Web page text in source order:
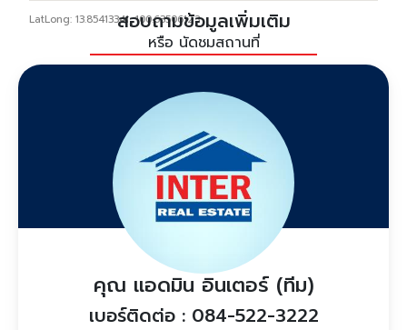
LatLong: 13.85413341, 100.63506123สอบถามข้อมูลเพิ่มเติม
หรือ นัดชมสถานที่
คุณ แอดมิน อินเตอร์ (ทีม)
เบอร์ติดต่อ : 084-522-3222